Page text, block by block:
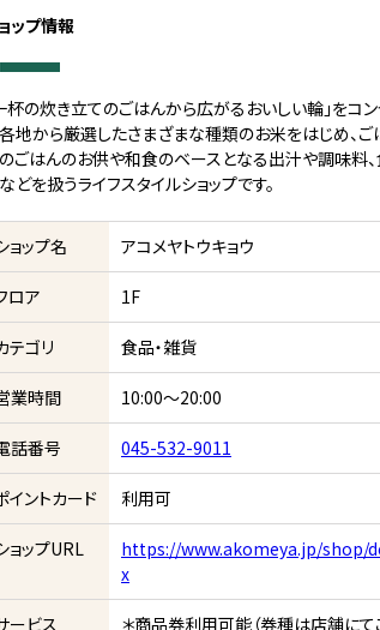
ップ情報
杯の炊き立てのごはんから広がるおいしい輪」をコン
地から厳選したさまざまな種類のお米をはじめ、
ごはんのお供や和食のベースとなる出汁や調味料
どを扱うライフスタイルショップです。
ョップ名 アコメヤトウキョウ
ロア 1F
テゴリ 食品・雑貨
業時間 10:00～20:00
話番号 045-532-9011
イントカード 利用可
ョップURL
https://www.akomeya.jp/shop/
x
ービス ＊商品券利用可能（券種は店舗にて